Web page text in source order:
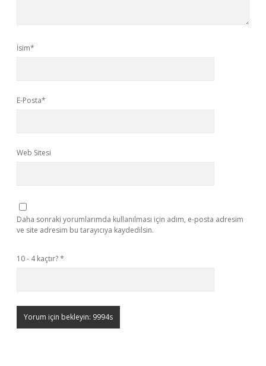
İsim*
E-Posta*
Web Sitesi
Daha sonraki yorumlarımda kullanılması için adım, e-posta adresim
ve site adresim bu tarayıcıya kaydedilsin.
10 - 4 kaçtır?*